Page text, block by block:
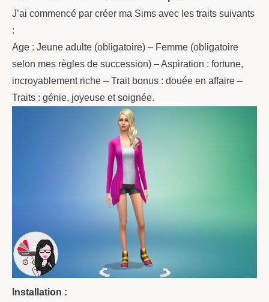
J’ai commencé par créer ma Sims avec les traits suivants
:
Age : Jeune adulte (obligatoire) – Femme (obligatoire
selon mes règles de succession) – Aspiration : fortune,
incroyablement riche – Trait bonus : douée en affaire –
Traits : génie, joyeuse et soignée.
Installation :